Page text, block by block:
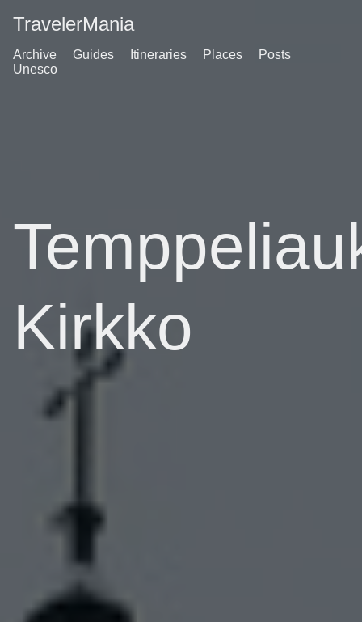
TravelerMania
Archive Guides Itineraries Places
Posts
Unesco
Kirkko